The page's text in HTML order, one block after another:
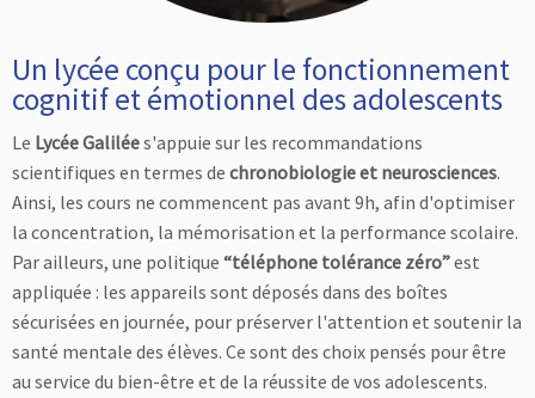
Un lycée conçu pour le fonctionnement
cognitif et émotionnel des adolescents
Le Lycée Galilées'appuie sur les recommandations
scientifiques en termes de chronobiologie et neurosciences.
Ainsi, les cours ne commencent pas avant 9h, afin d'optimiser
la concentration, la mémorisation et la performance scolaire.
Par ailleurs, une politique “téléphone tolérance zéro”est
appliquée : les appareils sont déposés dans des boîtes
sécurisées en journée, pour préserver l'attention et soutenir la
santé mentale des élèves. Ce sont des choix pensés pour être
au service du bien-être et de la réussite de vos adolescents.